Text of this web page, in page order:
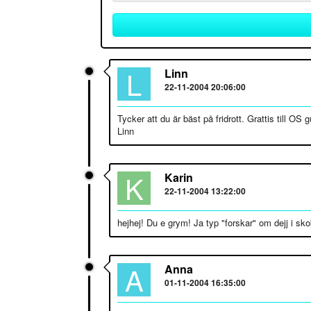
L Linn
22-11-2004 20:06:00
Tycker att du är bäst på fridrott. Grattis till OS
Linn
K Karin
22-11-2004 13:22:00
hejhej! Du e grym! Ja typ "forskar" om dejj i
A Anna
01-11-2004 16:35:00